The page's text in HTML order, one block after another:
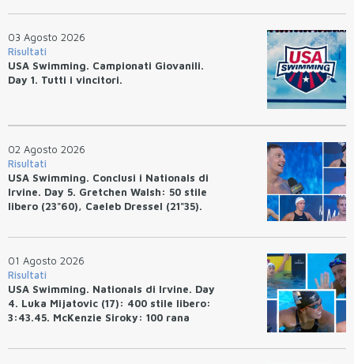
03 Agosto 2026
Risultati
USA Swimming. Campionati Giovanili.
Day 1. Tutti i vincitori.
02 Agosto 2026
Risultati
USA Swimming. Conclusi i Nationals di
Irvine. Day 5. Gretchen Walsh: 50 stile
libero (23"60), Caeleb Dressel (21"35).
01 Agosto 2026
Risultati
USA Swimming. Nationals di Irvine. Day
4. Luka Mijatovic (17): 400 stile libero:
3:43.45. McKenzie Siroky: 100 rana
Avakov: 100 rana (58.87).